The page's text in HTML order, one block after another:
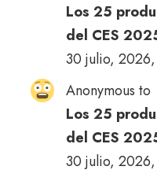
Los 25
del CES
30 julio,
Anonymous to
Los 25
del CES
30 julio,